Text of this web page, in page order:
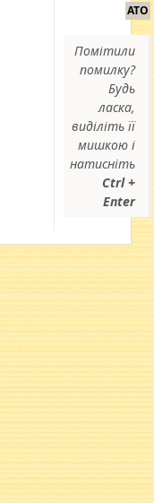
АТО
Помітили
помилку?
Будь
ласка,
виділіть її
мишкою і
натисніть
Ctrl +
Enter